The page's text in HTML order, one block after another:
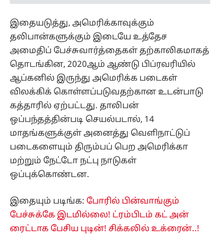
இதையடுத்து, அமெரிக்காவுக்கும்
தலிபான்களுக்கும் இடையே உத்தேச
அமைதிப் பேச்சுவார்த்தைகள் தற்காலிகமாகத்
தொடங்கின, 2020ஆம் ஆண்டு பிப்ரவரியில்
ஆப்கனில் இருந்து அமெரிக்க படைகள்
விலக்கிக் கொள்ளப்படுவதற்கான உடன்பாடு
கத்தாரில் ஏற்பட்டது. தாலிபன்
ஒப்பந்தத்தின்படி செயல்படால், 14
மாதங்களுக்குள் அனைத்து வெளிநாட்டுப்
படைகளையும் திரும்பப் பெற அமெரிக்கா
மற்றும் நேட்டோ நட்பு நாடுகள்
ஒப்புக்கொண்டன.
இதையும் படிங்க: போரில் பின்வாங்கும்
பேச்சுக்கே இடமில்லை! ட்ரம்பிடம் கட் அன்
ரைட்டாக பேசிய புடின்! சிக்கலில் உக்ரைன்..!